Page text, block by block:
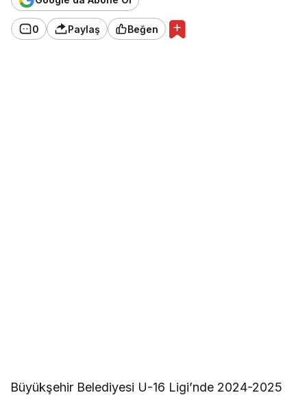
0 Paylaş Beğen
Büyükşehir Belediyesi U-16 Ligi’nde 2024-2025